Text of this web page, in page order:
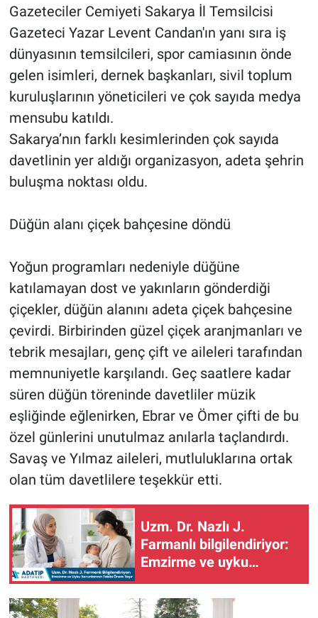
Gazeteciler Cemiyeti Sakarya İl Temsilcisi
Gazeteci Yazar Levent Candan'ın yanı sıra iş
dünyasının temsilcileri, spor camiasının önde
gelen isimleri, dernek başkanları, sivil toplum
kuruluşlarının yöneticileri ve çok sayıda medya
mensubu katıldı.
Sakarya’nın farklı kesimlerinden çok sayıda
davetlinin yer aldığı organizasyon, adeta şehrin
buluşma noktası oldu.
Düğün alanı çiçek bahçesine döndü
Yoğun programları nedeniyle düğüne
katılamayan dost ve yakınların gönderdiği
çiçekler, düğün alanını adeta çiçek bahçesine
çevirdi. Birbirinden güzel çiçek aranjmanları ve
tebrik mesajları, genç çift ve aileleri tarafından
memnuniyetle karşılandı. Geç saatlere kadar
süren düğün töreninde davetliler müzik
eşliğinde eğlenirken, Ebrar ve Ömer çifti de bu
özel günlerini unutulmaz anılarla taçlandırdı.
Savaş ve Yılmaz aileleri, mutluluklarına ortak
olan tüm davetlilere teşekkür etti.
Uzm. Dr. Nazlı J.
Farmanlı bilgilendiriyor:
Emzirme ve uyku
sorunlarının takibi önem
taşır